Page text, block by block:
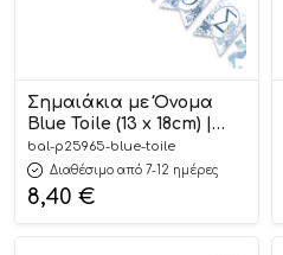
Σημαιάκια με Όνομα
Blue Toile (13 x 18cm) |
P25965
bal-p25965-blue-toile
Διαθέσιμο από 7-12 ημέρες
8,40 €